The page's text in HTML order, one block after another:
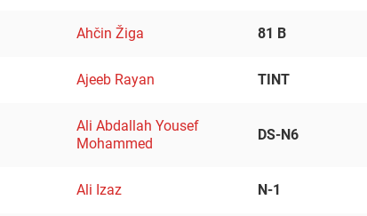
Ahčin Žiga 81 B
Ajeeb Rayan TINT
Ali Abdallah Yousef
Mohammed
DS-N6
Ali Izaz N-1